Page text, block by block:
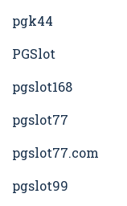
pgk44
PGSlot
pgslot168
pgslot77
pgslot77.com
pgslot99